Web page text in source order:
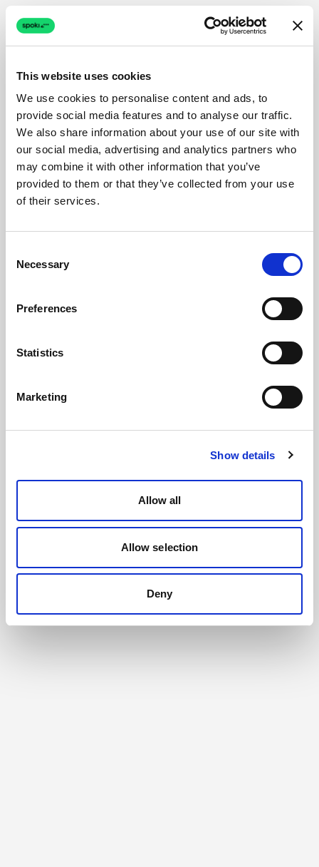
This website uses cookies
We use cookies to personalise content and ads, to
provide social media features and to analyse our traffic.
We also share information about your use of our site with
our social media, advertising and analytics partners who
may combine it with other information that you’ve
provided to them or that they’ve collected from your use
of their services.
Selection
Necessary
Preferences
Statistics
Marketing
Show details
Allow all
Allow selection
Deny